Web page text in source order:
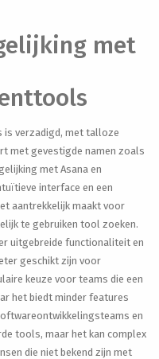
met
is verzadigd, met talloze
met gevestigde namen zoals
met Asana en
interface en een
aantrekkelijk maakt voor
te gebruiken tool zoeken.
uitgebreide functionaliteit en
geschikt zijn voor
keuze voor teams die een
het biedt minder features
en
tools, maar het kan complex
die niet bekend zijn met